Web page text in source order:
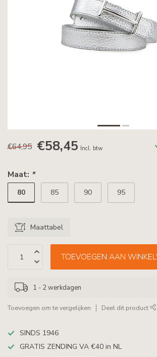
€64,95 €58,45 Incl. btw
Maat: *
80 85 90 95
Maattabel
TOEVOEGEN AAN
1 - 2 werkdagen
Toevoegen om te vergelijken Deel dit product
SINDS 1946
GRATIS ZENDING VA €40 in NL